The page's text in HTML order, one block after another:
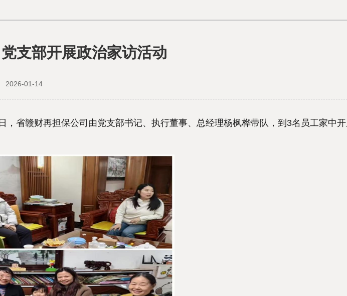
支部开展政治家访活动
2026-01-14
赣财再担保公司由党支部书记、执行董事、总经理杨枫桦带队，到3名员工家中